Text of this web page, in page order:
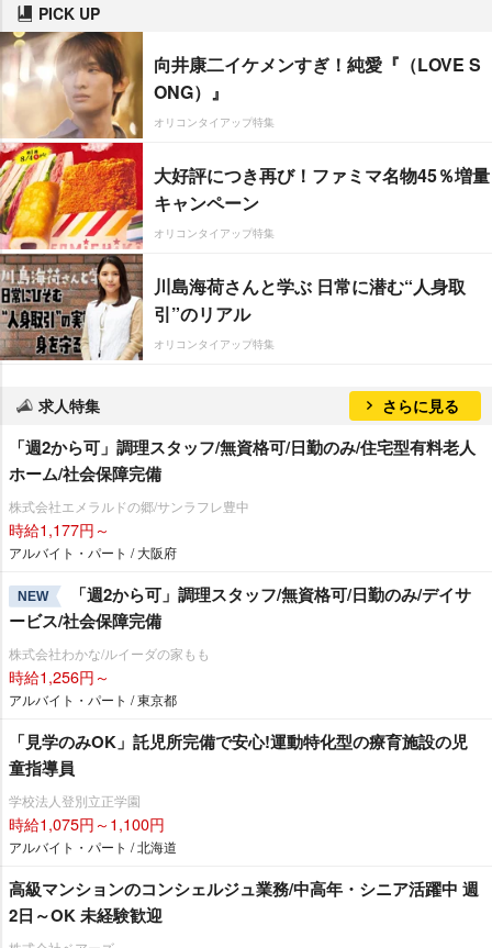
PICK UP
向井康二イケメンすぎ！純愛『（LOVE S
ONG）』
オリコンタイアップ特集
大好評につき再び！ファミマ名物45％増量
キャンペーン
オリコンタイアップ特集
川島海荷さんと学ぶ 日常に潜む“人身取
引”のリアル
オリコンタイアップ特集
求人特集 さらに見る
「週2から可」調理スタッフ/無資格可/日勤のみ/住宅型有料老人
ホーム/社会保障完備
株式会社エメラルドの郷/サンラフレ豊中
時給1,177円～
アルバイト・パート / 大阪府
NEW
「週2から可」調理スタッフ/無資格可/日勤のみ/デイサ
ービス/社会保障完備
株式会社わかな/ルイーダの家もも
時給1,256円～
アルバイト・パート / 東京都
「見学のみOK」託児所完備で安心!運動特化型の療育施設の児
童指導員
学校法人登別立正学園
時給1,075円～1,100円
アルバイト・パート / 北海道
高級マンションのコンシェルジュ業務/中高年・シニア活躍中 週
2日～OK 未経験歓迎